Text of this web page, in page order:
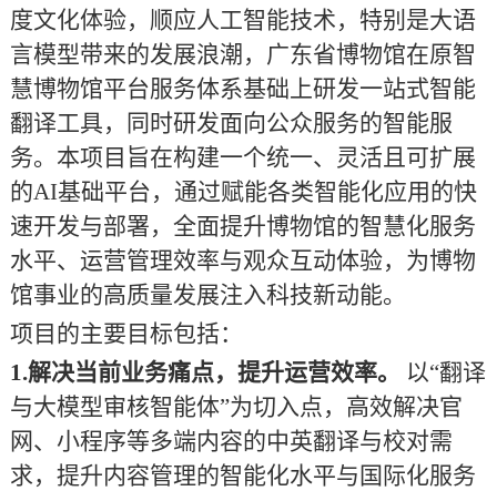
度文化体验， 顺应人工智能技术，特别是大语
言模型带来的发展浪潮，广东省博物馆在原智
慧博物馆平台服务体系基础上研发一站式智能
翻译工具，同时研发面向公众服务的智能服
务。 本项目旨在构建一个统一、灵活且可扩展
的AI基础平台，通过赋能各类智能化应用的快
速开发与部署，全面提升博物馆的智慧化服务
水平、运营管理效率与观众互动体验，为博物
馆事业的高质量发展注入科技新动能。
项目的主要目标包括：
1.解决当前业务痛点，提升运营效率。
以“翻译
与大模型审核智能体”为切入点，高效解决官
网、小程序等多端内容的中英翻译与校对需
求，提升内容管理的智能化水平与国际化服务